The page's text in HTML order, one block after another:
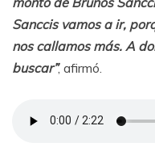
Sanccis vamos a ir,
nos callamos más. A
buscar”, afirmó.